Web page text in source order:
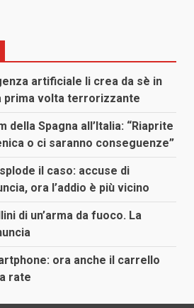
artificiale li crea da sè in
prima volta terrorizzante
della Spagna all’Italia: “Riaprite
o ci saranno conseguenze”
il caso: accuse di
ora l’addio è più vicino
di un’arma da fuoco. La
ora anche il carrello
rate